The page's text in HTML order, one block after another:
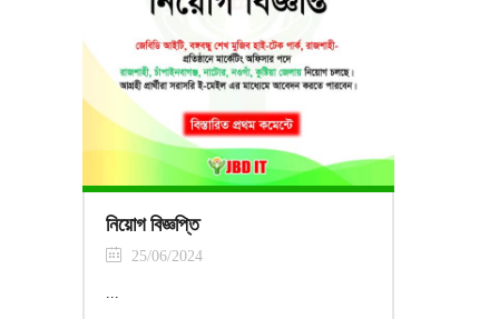
নিয়োগ বিজ্ঞপ্তি
25/06/2024
...